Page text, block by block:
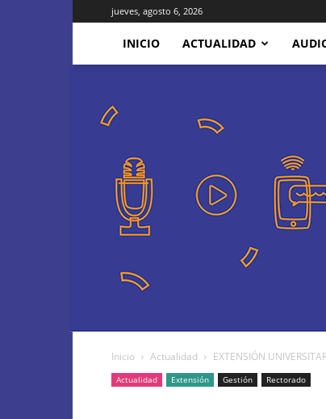
jueves, agosto 6, 2026
INICIO ACTUALIDAD
Inicio Actualidad EXTENSIÓN
Actualidad Extensión Gestión Rectorado